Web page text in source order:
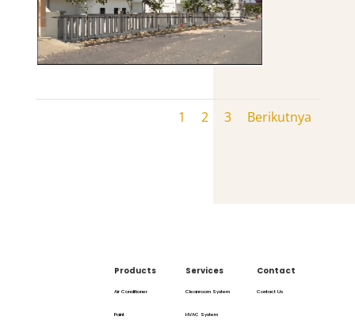
1 2 3 Berikutnya
Products
Air Conditioner
Paint
Services
Cleanroom System
HVAC System
Contact
Contact Us